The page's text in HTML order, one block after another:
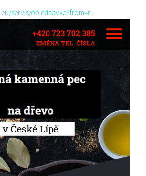
servis/objednavka?from=r...